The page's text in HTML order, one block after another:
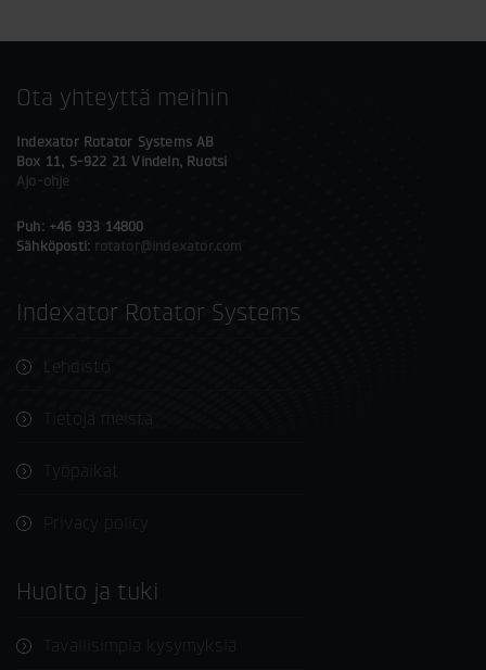
Ota yhteyttä meihin
Indexator Rotator Systems AB
Box 11, S-922 21 Vindeln, Ruotsi
Ajo-ohje
Puh: +46 933 14800
Sähköposti: rotator@indexator.com
Indexator Rotator Systems
Lehdistö
Tietoja meistä
Työpaikat
Huolto ja tuki
Tavallisimpia kysymyksiä